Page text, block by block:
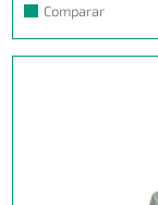
Comparar